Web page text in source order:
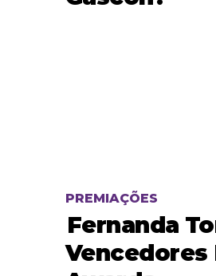
PREMIAÇÕES
Fernanda
Vencedores